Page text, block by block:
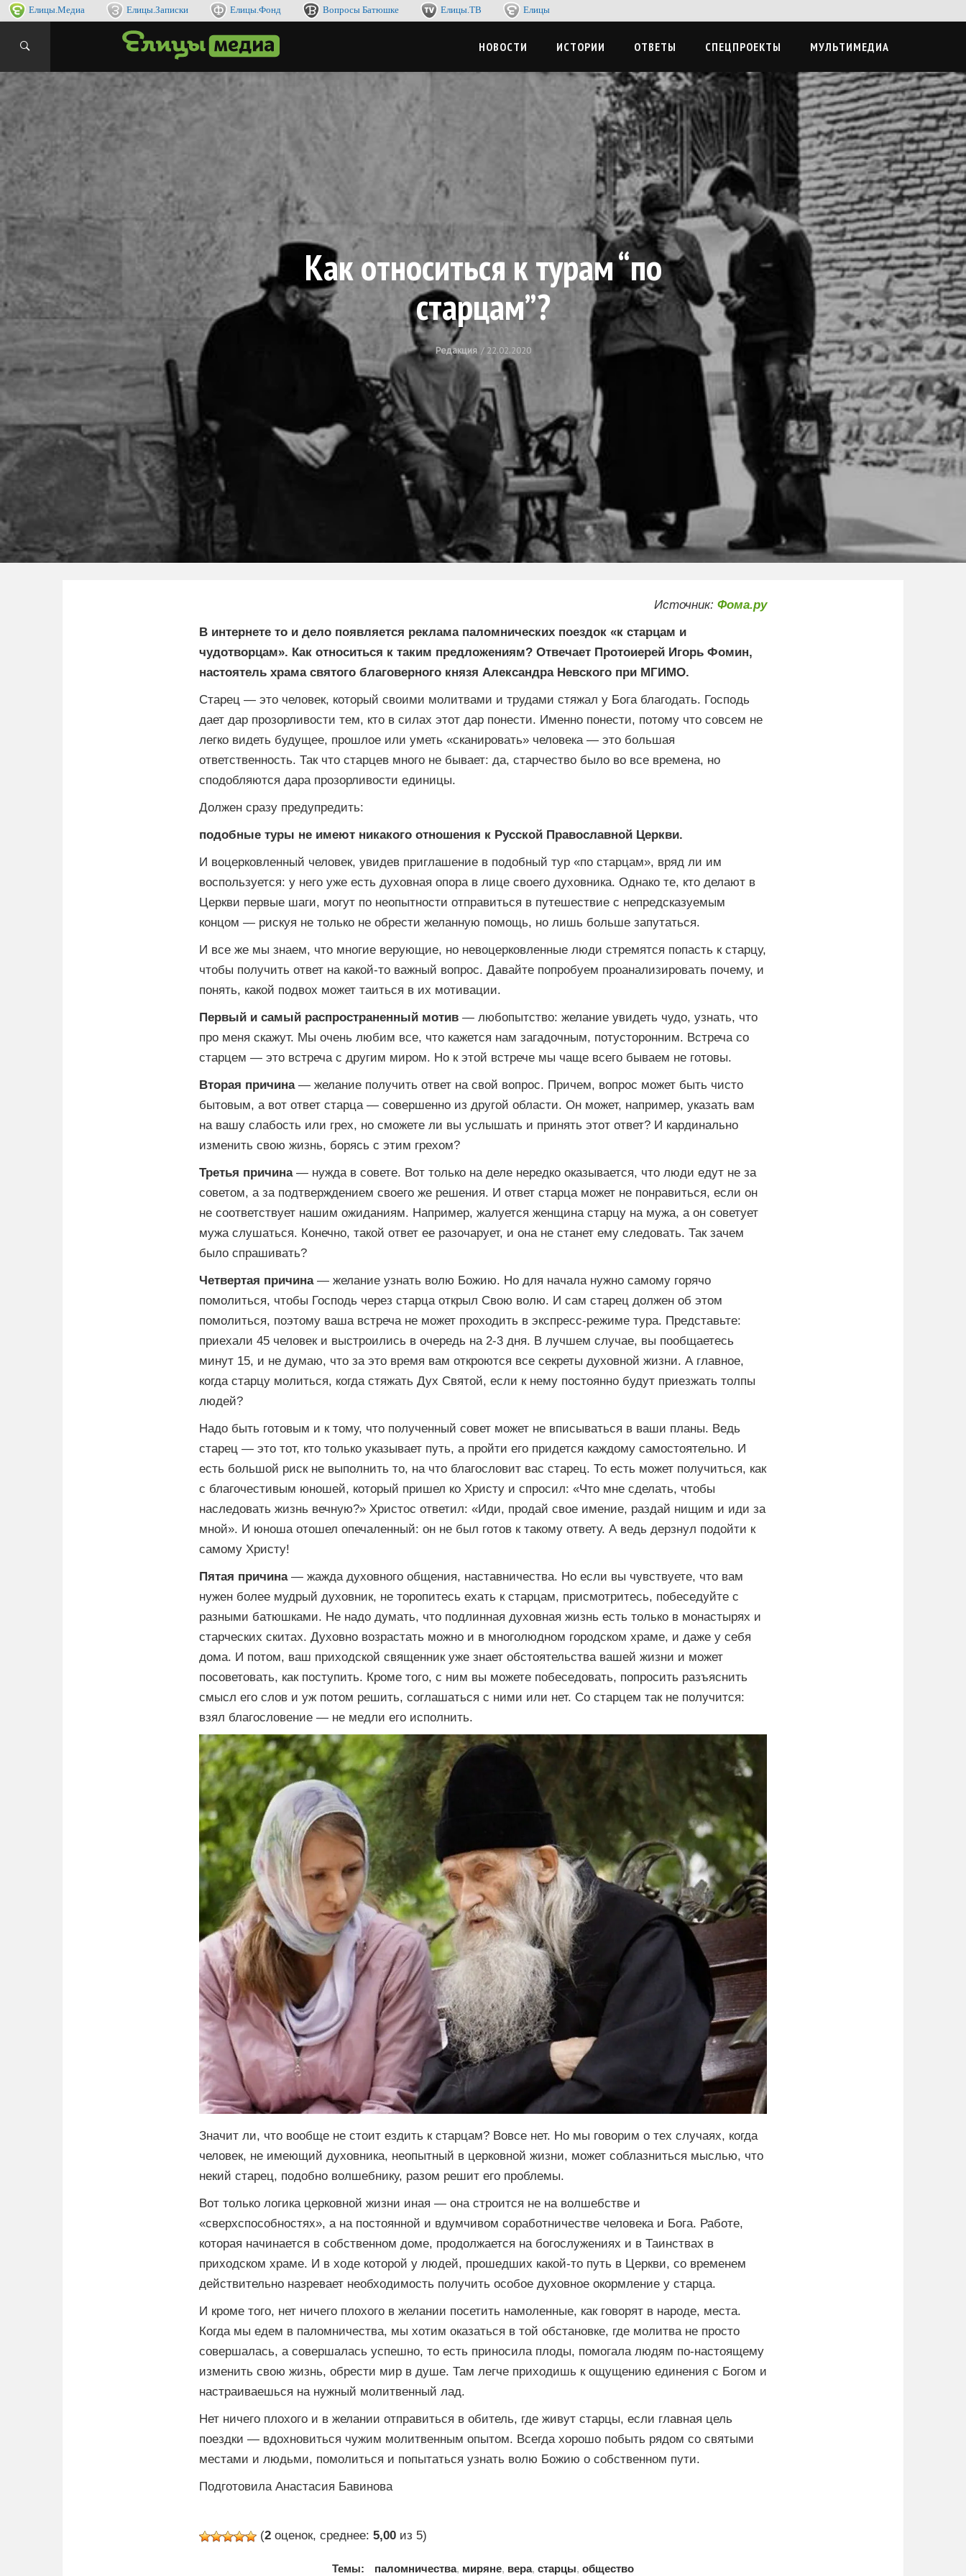
Елицы.Медиа Елицы.Записки Елицы.Фонд Вопросы Батюшке Елицы.ТВ Елицы
НОВОСТИ ИСТОРИИ ОТВЕТЫ СПЕЦПРОЕКТЫ МУЛЬТИМЕДИА
Как относиться к турам “по
старцам”?
Редакция 22.02.2020
Источник: Фома.ру
В интернете то и дело появляется реклама паломнических поездок «к старцам и
чудотворцам». Как относиться к таким предложениям? Отвечает Протоиерей Игорь Фомин,
настоятель храма святого благоверного князя Александра Невского при МГИМО.
Старец — это человек, который своими молитвами и трудами стяжал у Бога благодать. Господь
дает дар прозорливости тем, кто в силах этот дар понести. Именно понести, потому что совсем не
легко видеть будущее, прошлое или уметь «сканировать» человека — это большая
ответственность. Так что старцев много не бывает: да, старчество было во все времена, но
сподобляются дара прозорливости единицы.
Должен сразу предупредить:
подобные туры не имеют никакого отношения к Русской Православной Церкви.
И воцерковленный человек, увидев приглашение в подобный тур «по старцам», вряд ли им
воспользуется: у него уже есть духовная опора в лице своего духовника. Однако те, кто делают в
Церкви первые шаги, могут по неопытности отправиться в путешествие с непредсказуемым
концом — рискуя не только не обрести желанную помощь, но лишь больше запутаться.
И все же мы знаем, что многие верующие, но невоцерковленные люди стремятся попасть к старцу,
чтобы получить ответ на какой-то важный вопрос. Давайте попробуем проанализировать почему, и
понять, какой подвох может таиться в их мотивации.
Первый и самый распространенный мотив — любопытство: желание увидеть чудо, узнать, что
про меня скажут. Мы очень любим все, что кажется нам загадочным, потусторонним. Встреча со
старцем — это встреча с другим миром. Но к этой встрече мы чаще всего бываем не готовы.
Вторая причина— желание получить ответ на свой вопрос. Причем, вопрос может быть чисто
бытовым, а вот ответ старца — совершенно из другой области. Он может, например, указать вам
на вашу слабость или грех, но сможете ли вы услышать и принять этот ответ? И кардинально
изменить свою жизнь, борясь с этим грехом?
Третья причина— нужда в совете. Вот только на деле нередко оказывается, что люди едут не за
советом, а за подтверждением своего же решения. И ответ старца может не понравиться, если он
не соответствует нашим ожиданиям. Например, жалуется женщина старцу на мужа, а он советует
мужа слушаться. Конечно, такой ответ ее разочарует, и она не станет ему следовать. Так зачем
было спрашивать?
Четвертая причина— желание узнать волю Божию. Но для начала нужно самому горячо
помолиться, чтобы Господь через старца открыл Cвою волю. И сам старец должен об этом
помолиться, поэтому ваша встреча не может проходить в экспресс-режиме тура. Представьте:
приехали 45 человек и выстроились в очередь на 2-3 дня. В лучшем случае, вы пообщаетесь
минут 15, и не думаю, что за это время вам откроются все секреты духовной жизни. А главное,
когда старцу молиться, когда стяжать Дух Святой, если к нему постоянно будут приезжать толпы
людей?
Надо быть готовым и к тому, что полученный совет может не вписываться в ваши планы. Ведь
старец — это тот, кто только указывает путь, а пройти его придется каждому самостоятельно. И
есть большой риск не выполнить то, на что благословит вас старец. То есть может получиться, как
с благочестивым юношей, который пришел ко Христу и спросил: «Что мне сделать, чтобы
наследовать жизнь вечную?» Христос ответил: «Иди, продай свое имение, раздай нищим и иди за
мной». И юноша отошел опечаленный: он не был готов к такому ответу. А ведь дерзнул подойти к
самому Христу!
Пятая причина — жажда духовного общения, наставничества. Но если вы чувствуете, что вам
нужен более мудрый духовник, не торопитесь ехать к старцам, присмотритесь, побеседуйте с
разными батюшками. Не надо думать, что подлинная духовная жизнь есть только в монастырях и
старческих скитах. Духовно возрастать можно и в многолюдном городском храме, и даже у себя
дома. И потом, ваш приходской священник уже знает обстоятельства вашей жизни и может
посоветовать, как поступить. Кроме того, с ним вы можете побеседовать, попросить разъяснить
смысл его слов и уж потом решить, соглашаться с ними или нет. Со старцем так не получится:
взял благословение — не медли его исполнить.
Значит ли, что вообще не стоит ездить к старцам? Вовсе нет. Но мы говорим о тех случаях, когда
человек, не имеющий духовника, неопытный в церковной жизни, может соблазниться мыслью, что
некий старец, подобно волшебнику, разом решит его проблемы.
Вот только логика церковной жизни иная — она строится не на волшебстве и
«сверхспособностях», а на постоянной и вдумчивом соработничестве человека и Бога. Работе,
которая начинается в собственном доме, продолжается на богослужениях и в Таинствах в
приходском храме. И в ходе которой у людей, прошедших какой-то путь в Церкви, со временем
действительно назревает необходимость получить особое духовное окормление у старца.
И кроме того, нет ничего плохого в желании посетить намоленные, как говорят в народе, места.
Когда мы едем в паломничества, мы хотим оказаться в той обстановке, где молитва не просто
совершалась, а совершалась успешно, то есть приносила плоды, помогала людям по-настоящему
изменить свою жизнь, обрести мир в душе. Там легче приходишь к ощущению единения с Богом и
настраиваешься на нужный молитвенный лад.
Нет ничего плохого и в желании отправиться в обитель, где живут старцы, если главная цель
поездки — вдохновиться чужим молитвенным опытом. Всегда хорошо побыть рядом со святыми
местами и людьми, помолиться и попытаться узнать волю Божию о собственном пути.
Подготовила Анастасия Бавинова
(2 оценок, среднее: 5,00 из 5)
Темы: паломничества, миряне, вера, старцы, общество